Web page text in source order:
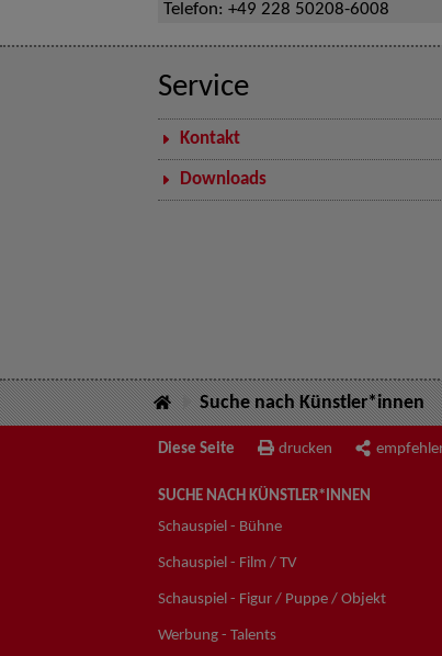
Telefon: +49 228 50208-6008
Service
Kontakt
Downloads
Suche nach Künstler*innen
Diese Seite drucken
SUCHE NACH KÜNSTLER*INNEN
Schauspiel - Bühne
Schauspiel - Film / TV
Schauspiel - Figur / Puppe / Objekt
Werbung - Talents